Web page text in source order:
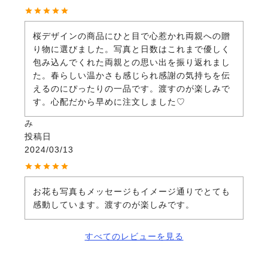
桜デザインの商品にひと目で心惹かれ両親への贈
り物に選びました。写真と日数はこれまで優しく
包み込んでくれた両親との思い出を振り返れまし
た。春らしい温かさも感じられ感謝の気持ちを伝
えるのにぴったりの一品です。渡すのが楽しみで
す。心配だから早めに注文しました♡
み
投稿日
2024/03/13
お花も写真もメッセージもイメージ通りでとても
感動しています。渡すのが楽しみです。
すべてのレビューを見る